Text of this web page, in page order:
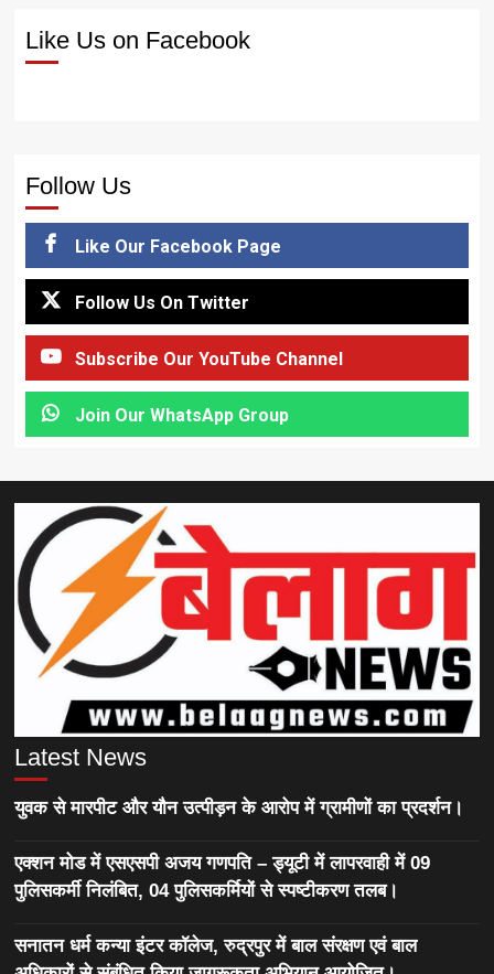
Like Us on Facebook
Follow Us
Like Our Facebook Page
Follow Us On Twitter
Subscribe Our YouTube Channel
Join Our WhatsApp Group
Latest News
युवक से मारपीट और यौन उत्पीड़न के आरोप में ग्रामीणों का प्रदर्शन।
एक्शन मोड में एसएसपी अजय गणपति – ड्यूटी में लापरवाही में 09
पुलिसकर्मी निलंबित, 04 पुलिसकर्मियों से स्पष्टीकरण तलब।
सनातन धर्म कन्या इंटर कॉलेज, रुद्रपुर में बाल संरक्षण एवं बाल